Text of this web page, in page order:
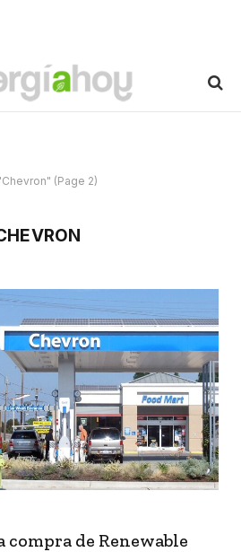
(Page 2)
de Renewable